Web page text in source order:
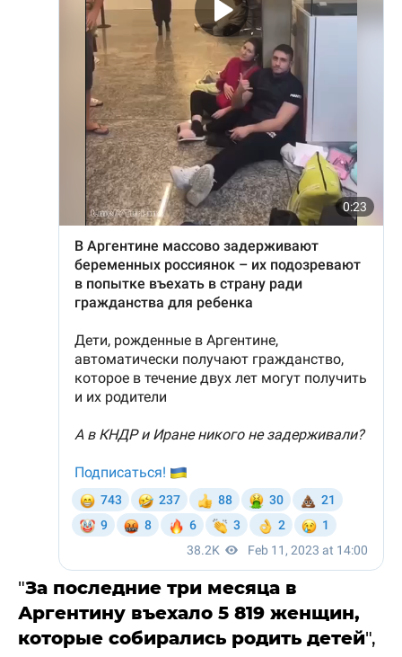
"За последние три месяца в
Аргентину въехало 5 819 женщин,
которые собирались родить детей",